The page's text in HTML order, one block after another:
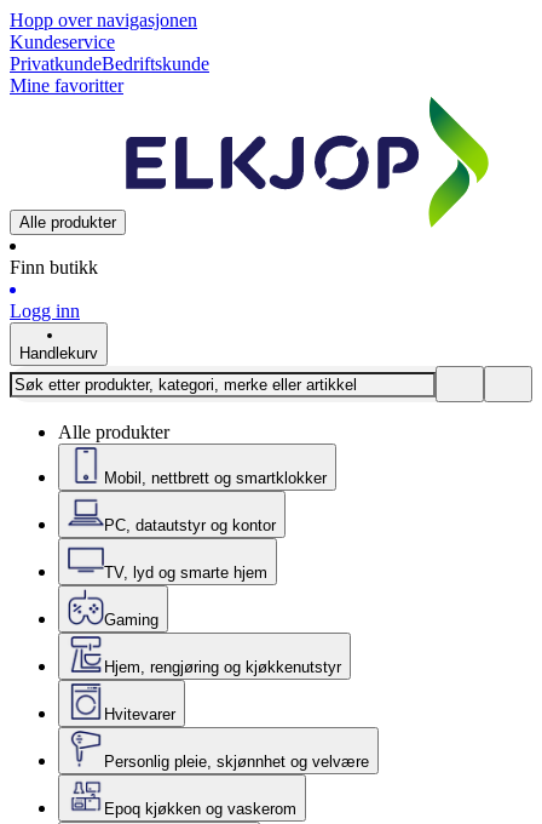
Hopp over navigasjonen
Kundeservice
PrivatkundeBedriftskunde
Mine favoritter
Alle produkter
Finn butikk
Logg inn
Handlekurv
Alle produkter
Mobil, nettbrett og smartklokker
PC, datautstyr og kontor
TV, lyd og smarte hjem
Gaming
Hjem, rengjøring og kjøkkenutstyr
Hvitevarer
Personlig pleie, skjønnhet og velvære
Epoq kjøkken og vaskerom